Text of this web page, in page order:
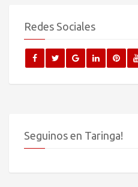
Redes Sociales
Seguinos en Taringa!